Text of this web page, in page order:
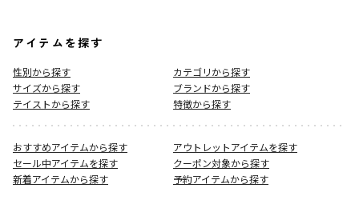
アイテムを探す
性別から探す
カテゴリから探す
サイズから探す
ブランドから探す
テイストから探す
特徴から探す
おすすめアイテムから探す
アウトレットアイテムを探す
セール中アイテムを探す
クーポン対象から探す
新着アイテムから探す
予約アイテムから探す